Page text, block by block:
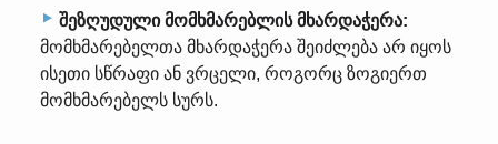
შეზღუდული მომხმარებლის მხარდაჭერა:
მომხმარებელთა მხარდაჭერა შეიძლება არ იყოს
ისეთი სწრაფი ან ვრცელი, როგორც ზოგიერთ
მომხმარებელს სურს.